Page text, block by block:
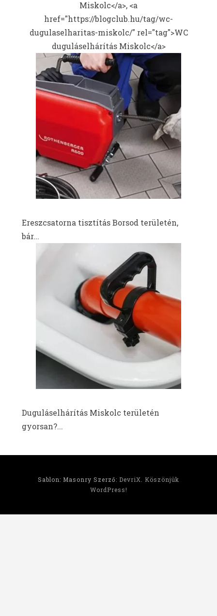
Miskolc</a>, <a
href="https://blogclub.hu/tag/wc-
dugulaselharitas-miskolc/" rel="tag">WC
duguláselhárítás Miskolc</a>
Ereszcsatorna tisztítás Borsod területén,
bár...
Duguláselhárítás Miskolc területén
gyorsan?...
Sablon: Masonry Szerző: DevriX
Köszönjük
WordPress!